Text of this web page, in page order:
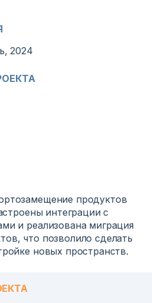
2024
продуктов
интеграции с
и реализована миграция
что позволило сделать
новых пространств.